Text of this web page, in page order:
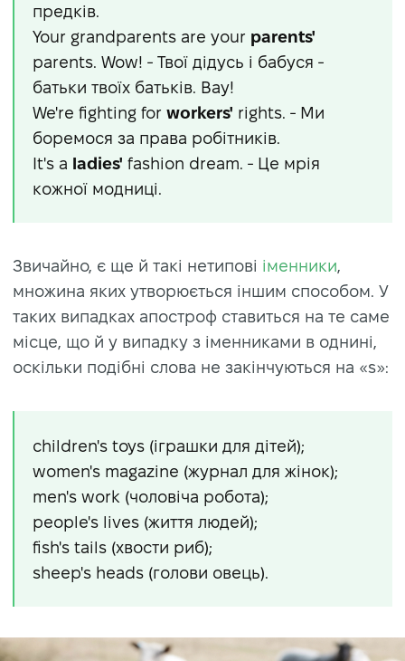
предків.
Your grandparents are your parents'
parents. Wow! - Твої дідусь і бабуся -
батьки твоїх батьків. Вау!
We're fighting for workers' rights. - Ми
боремося за права робітників.
It's a ladies' fashion dream. - Це мрія
кожної модниці.
Звичайно, є ще й такі нетипові іменники,
множина яких утворюється іншим способом. У
таких випадках апостроф ставиться на те саме
місце, що й у випадку з іменниками в однині,
оскільки подібні слова не закінчуються на «s»:
children's toys (іграшки для дітей);
women's magazine (журнал для жінок);
men's work (чоловіча робота);
people's lives (життя людей);
fish's tails (хвости риб);
sheep's heads (голови овець).